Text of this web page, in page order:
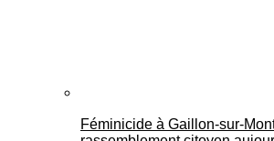
Féminicide à